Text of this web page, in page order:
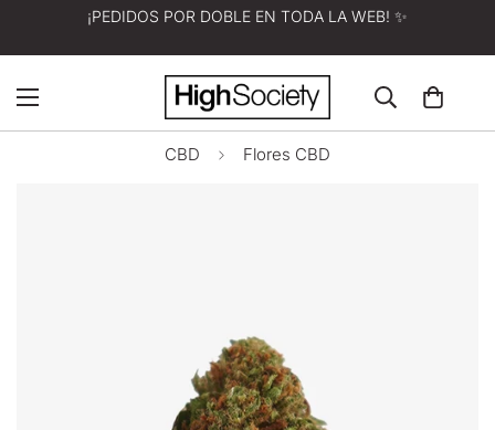
¡PEDIDOS POR DOBLE EN TODA LA WEB! ✨
CBD Flores CBD